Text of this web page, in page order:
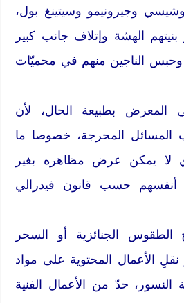
وجيرونيمو وسيتينغ بول،
الهشة وإتلاف جانب كبير
الناجين منهم في محميّات
بطبيعة الحال، لأن
المسائل المحرجة، خصوصا ما
لا يمكن عرض مظاهره بغير
أنفسهم حسب قانون فيدرالي
الطقوس الجنائزية أو السحر
نقلِ الأعمال المحتوية على مواد
حدّ من الأعمال الفنية